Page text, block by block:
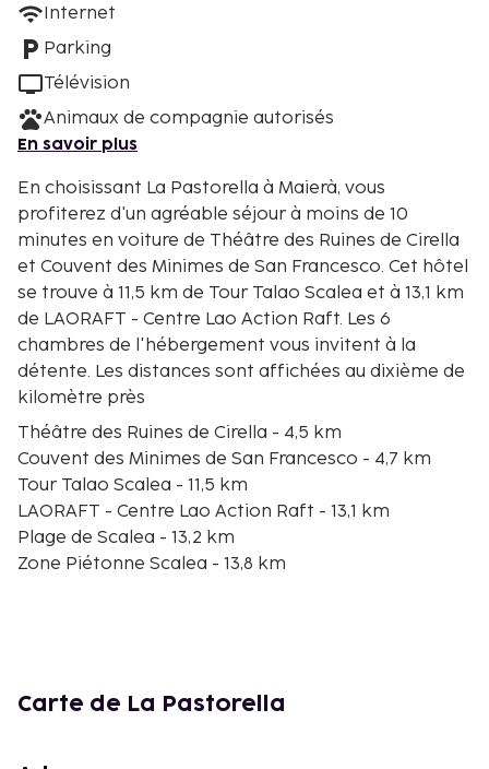
Internet
Parking
Télévision
Animaux de compagnie autorisés
En savoir plus
En choisissant La Pastorella à Maierà, vous
profiterez d'un agréable séjour à moins de 10
minutes en voiture de Théâtre des Ruines de Cirella
et Couvent des Minimes de San Francesco. Cet hôtel
se trouve à 11,5 km de Tour Talao Scalea et à 13,1 km
de LAORAFT - Centre Lao Action Raft. Les 6
chambres de l'hébergement vous invitent à la
détente. Les distances sont affichées au dixième de
kilomètre près
Théâtre des Ruines de Cirella - 4,5 km
Couvent des Minimes de San Francesco - 4,7 km
Tour Talao Scalea - 11,5 km
LAORAFT - Centre Lao Action Raft - 13,1 km
Plage de Scalea - 13,2 km
Zone Piétonne Scalea - 13,8 km
Musée Arti Gusto Buonvicino - 18,2 km
Carte de La Pastorella